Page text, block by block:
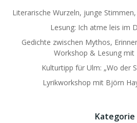
Literarische Wurzeln, junge
Lesung: Ich atme leis im
Gedichte zwischen Mythos,
Workshop & Lesung mit
Kulturtipp für Ulm: „Wo der
Lyrikworkshop mit Björn
Kategorie